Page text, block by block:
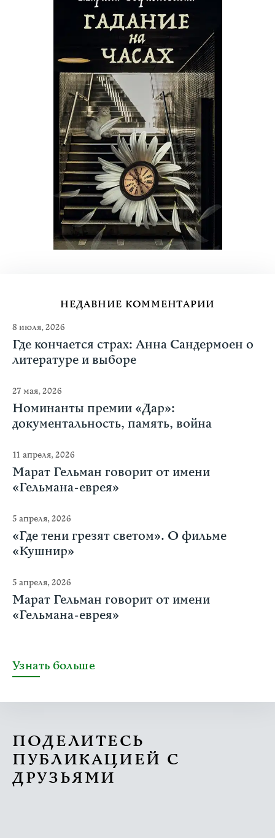
НЕДАВНИЕ КОММЕНТАРИИ
8 июля, 2026
Где кончается страх: Анна Сандермоен о
литературе и выборе
27 мая, 2026
Номинанты премии «Дар»:
документальность, память, война
11 апреля, 2026
Марат Гельман говорит от имени
«Гельмана-еврея»
5 апреля, 2026
«Где тени грезят светом». О фильме
«Кушнир»
5 апреля, 2026
Марат Гельман говорит от имени
«Гельмана-еврея»
Узнать больше
ПОДЕЛИТЕСЬ
ПУБЛИКАЦИЕЙ С
ДРУЗЬЯМИ